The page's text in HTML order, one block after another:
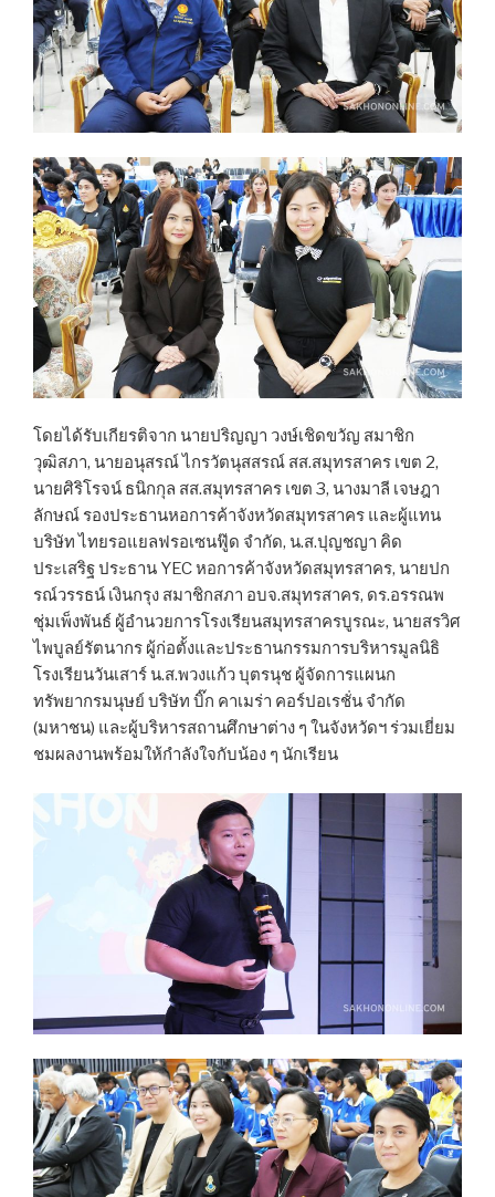
โดยได้รับเกียรติจาก นายปริญญา วงษ์เชิดขวัญ สมาชิก
วุฒิสภา, นายอนุสรณ์ ไกรวัตนุสสรณ์ สส.สมุทรสาคร เขต 2,
นายศิริโรจน์ ธนิกกุล สส.สมุทรสาคร เขต 3, นางมาลี เจษฎา
ลักษณ์ รองประธานหอการค้าจังหวัดสมุทรสาคร และผู้แทน
บริษัท ไทยรอแยลฟรอเซนฟู๊ด จำกัด, น.ส.ปุญชญา คิด
ประเสริฐ ประธาน YEC หอการค้าจังหวัดสมุทรสาคร, นายปก
รณ์วรรธน์ เงินกรุง สมาชิกสภา อบจ.สมุทรสาคร, ดร.อรรณพ
ชุ่มเพ็งพันธ์ ผู้อำนวยการโรงเรียนสมุทรสาครบูรณะ, นายสรวิศ
ไพบูลย์รัตนากร ผู้ก่อตั้งและประธานกรรมการบริหารมูลนิธิ
โรงเรียนวันเสาร์ น.ส.พวงแก้ว ​บุตรนุช ผู้จัดการแผนก
ทรัพยากรมนุษย์​ บริษัท บิ๊ก​ คาเมร่า คอร์ปอเรชั่น จำกัด​
(มหาชน)​ และผู้บริหารสถานศึกษาต่าง ๆ ในจังหวัดฯ ร่วมเยี่ยม
ชมผลงานพร้อมให้กำลังใจกับน้อง ๆ นักเรียน